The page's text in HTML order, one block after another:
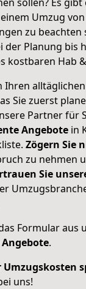
Umzug
zu beachten
der Planung bis
kostbaren Hab
Ihren
Sie zuerst
Partner für
Angebote in
Zögern Sie
zu nehmen
Sie
Formular aus
.
Umzugskosten
uns!